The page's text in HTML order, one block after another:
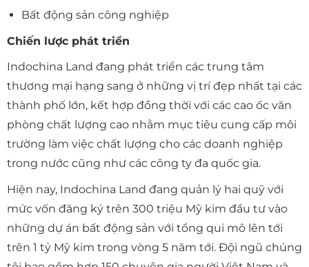
Bất động sản công nghiệp
Chiến lược phát triển
Indochina Land đang phát triển các trung tâm
thương mại hạng sang ở những vị trí đẹp nhất tại các
thành phố lớn, kết hợp đồng thời với các cao ốc văn
phòng chất lượng cao nhằm mục tiêu cung cấp môi
trường làm việc chất lượng cho các doanh nghiệp
trong nước cũng như các công ty đa quốc gia.
Hiện nay, Indochina Land đang quản lý hai quỹ với
mức vốn đăng ký trên 300 triệu Mỹ kim đầu tư vào
những dự án bất động sản với tổng qui mô lên tới
trên 1 tỷ Mỹ kim trong vòng 5 năm tới. Đội ngũ chúng